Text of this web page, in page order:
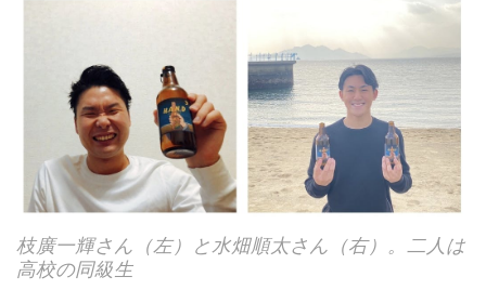
枝廣一輝さん（左）と水畑順太さん（右）。二人は
高校の同級生